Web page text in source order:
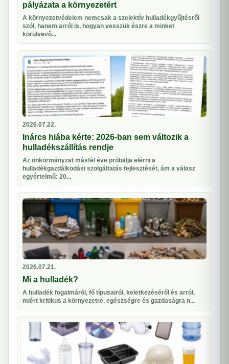
pályázata a környezetért
A környezetvédelem nemcsak a szelektív hulladékgyűjtésről
szól, hanem arról is, hogyan vesszük észre a minket
körülvevő...
2026.07.22.
Inárcs hiába kérte: 2026-ban sem változik a
hulladékszállítás rendje
Az önkormányzat másfél éve próbálja elérni a
hulladékgazdálkodási szolgáltatás fejlesztését, ám a válasz
egyértelmű: 20...
2026.07.21.
Mi a hulladék?
A hulladék fogalmáról, fő típusairól, keletkezéséről és arról,
miért kritikus a környezetre, egészségre és gazdaságra n...